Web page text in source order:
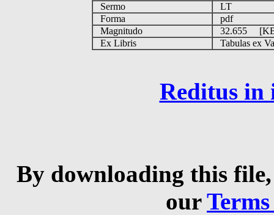
Sermo
LT
Forma
pdf
Magnitudo
32.655
Ex Libris
Tabulas ex
Reditus in
By downloading this
our